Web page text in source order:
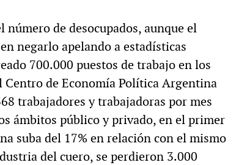
de desocupados, aunque el
negarlo apelando a estadísticas
700.000 puestos de trabajo en los
de Economía Política Argentina
trabajadores y trabajadoras por mes
ámbitos público y privado, en el primer
suba del 17% en relación con el mismo
del cuero, se perdieron 3.000